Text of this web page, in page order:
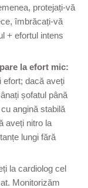
protejați-vă
îmbrăcați-vă
+ efortul intens
la efort mic:
efort; dacă aveți
șofatul până
angină stabilă
aveți nitro la
lungi fără
la cardiolog cel
Monitorizăm